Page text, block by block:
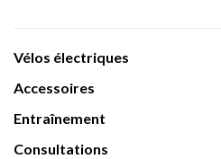
Vélos électriques
Accessoires
Entraînement
Consultations